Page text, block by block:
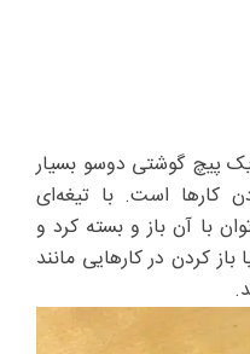
پیچ گوشتی دوسو بسیار
کارها است. با تیغه‌ای
با آن باز و بسته کرد و
کردن در کارهایی مانند